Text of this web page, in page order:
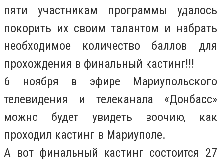
пяти участникам программы удалось
покорить их своим талантом и набрать
необходимое количество баллов для
прохождения в финальный кастинг!!!
6 ноября в эфире Мариупольского
телевидения и телеканала «Донбасс»
можно будет увидеть воочию, как
проходил кастинг в Мариуполе.
А вот финальный кастинг состоится 27